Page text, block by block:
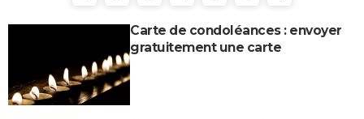
Carte de condoléances : envoyer
gratuitement une carte